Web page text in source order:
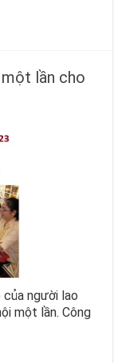
lần cho
người lao
một lần. Công